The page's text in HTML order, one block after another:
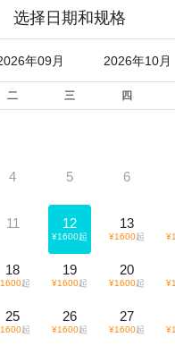
选择日期和规格
年09月 2026年10月
二 三 四
4 5 6
11 12
¥1600起
13
¥1600起 ¥
18
1600起
19
¥1600起
20
¥1600起 ¥
25
1600起
26
¥1600起
27
¥1600起 ¥